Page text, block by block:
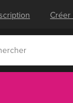
Créer